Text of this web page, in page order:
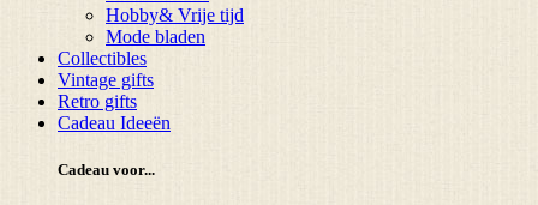
Hobby& Vrije tijd
Mode bladen
Collectibles
Vintage gifts
Retro gifts
Cadeau Ideeën
Cadeau voor...